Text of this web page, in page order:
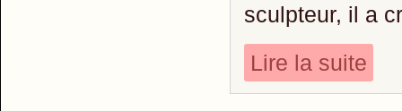
sculpteur, il a
Lire la suite